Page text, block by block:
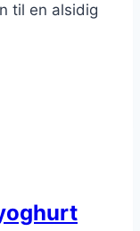
til en alsidig